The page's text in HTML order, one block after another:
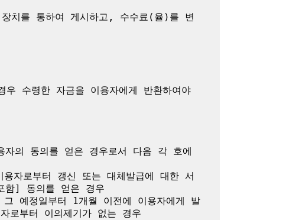
치를 통하여 게시하고, 수수료(율)를 변
수령한 자금을 이용자에게 반환하여야
의 동의를 얻은 경우로서 다음 각 호에
자로부터 갱신 또는 대체발급에 대한 서
함] 동의를 얻은 경우
예정일부터 1개월 이전에 이용자에게 발
로부터 이의제기가 없는 경우